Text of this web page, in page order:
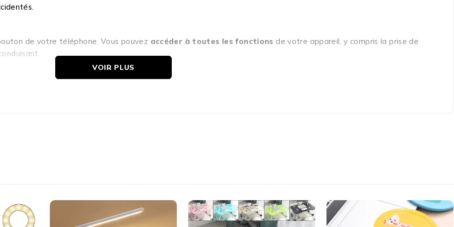
de votre téléphone. Vous pouvez accéder à toutes les fonctions de votre appareil, y compris la prise de
sécurité, même sur des terrains difficiles.
sur votre guidon.
VOIR PLUS